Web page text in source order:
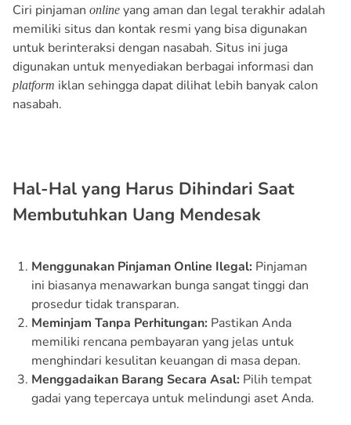
Ciri pinjaman online yang aman dan legal terakhir adalah
memiliki situs dan kontak resmi yang bisa digunakan
untuk berinteraksi dengan nasabah. Situs ini juga
digunakan untuk menyediakan berbagai informasi dan
platform iklan sehingga dapat dilihat lebih banyak calon
nasabah.
Hal-Hal yang Harus Dihindari Saat
Membutuhkan Uang Mendesak
Menggunakan Pinjaman Online Ilegal: Pinjaman
ini biasanya menawarkan bunga sangat tinggi dan
prosedur tidak transparan.
Meminjam Tanpa Perhitungan: Pastikan Anda
memiliki rencana pembayaran yang jelas untuk
menghindari kesulitan keuangan di masa depan.
Menggadaikan Barang Secara Asal: Pilih tempat
gadai yang tepercaya untuk melindungi aset Anda.